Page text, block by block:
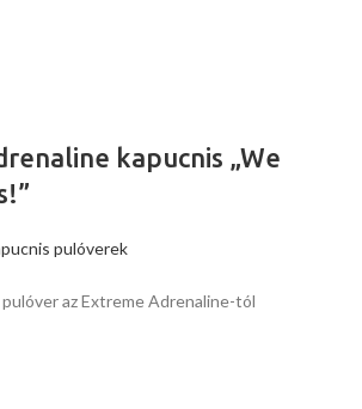
kapucnis „We
pulóverek
az Extreme Adrenaline-tól